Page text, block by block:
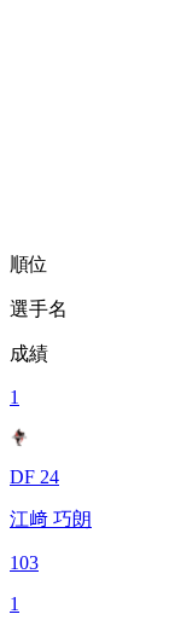
順位
選手名
成績
1
DF 24
江﨑 巧朗
103
1